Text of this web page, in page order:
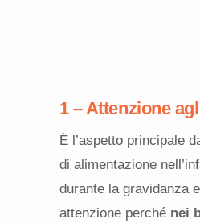
1 – Attenzione
È l’aspetto principale
di alimentazione
durante la gravidanza
attenzione perché nei